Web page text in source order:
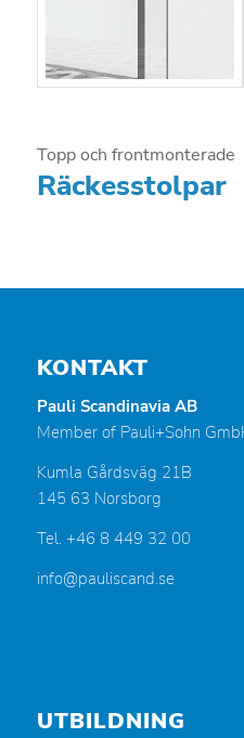
Topp och frontmonterade
Räckesstolpar
KONTAKT
Pauli Scandinavia AB
Member of Pauli+Sohn
Kumla Gårdsväg 21B
145 63 Norsborg
Tel. +46 8 449 32 00
info@pauliscand.se
UTBILDNING